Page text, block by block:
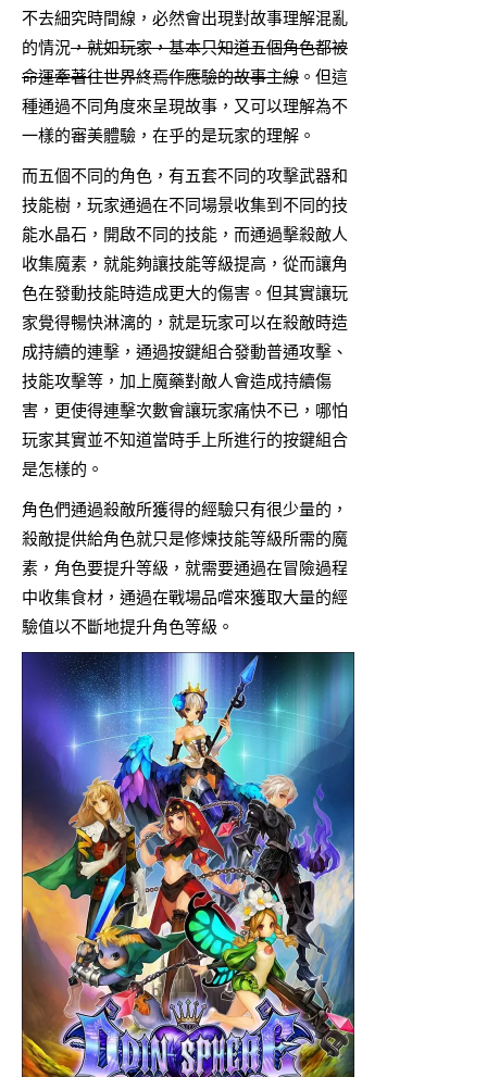
不去細究時間線，必然會出現對故事理解混亂
的情況，就如玩家，基本只知道五個角色都被
命運牽著往世界終焉作應驗的故事主線 。但這
種通過不同角度來呈現故事，又可以理解為不
一樣的審美體驗，在乎的是玩家的理解。
而五個不同的角色，有五套不同的攻擊武器和
技能樹，玩家通過在不同場景收集到不同的技
能水晶石，開啟不同的技能，而通過擊殺敵人
收集魔素，就能夠讓技能等級提高，從而讓角
色在發動技能時造成更大的傷害。但其實讓玩
家覺得暢快淋漓的，就是玩家可以在殺敵時造
成持續的連擊，通過按鍵組合發動普通攻擊、
技能攻擊等，加上魔藥對敵人會造成持續傷
害，更使得連擊次數會讓玩家痛快不已，哪怕
玩家其實並不知道當時手上所進行的按鍵組合
是怎樣的。
角色們通過殺敵所獲得的經驗只有很少量的，
殺敵提供給角色就只是修煉技能等級所需的魔
素，角色要提升等級，就需要通過在冒險過程
中收集食材，通過在戰場品嚐來獲取大量的經
驗值以不斷地提升角色等級。